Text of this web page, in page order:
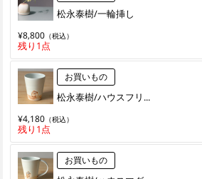
松永泰樹/一輪挿し
¥8,800 （税込）
残り1点
お買いもの
松永泰樹/ハウスフリ...
¥4,180 （税込）
残り1点
お買いもの